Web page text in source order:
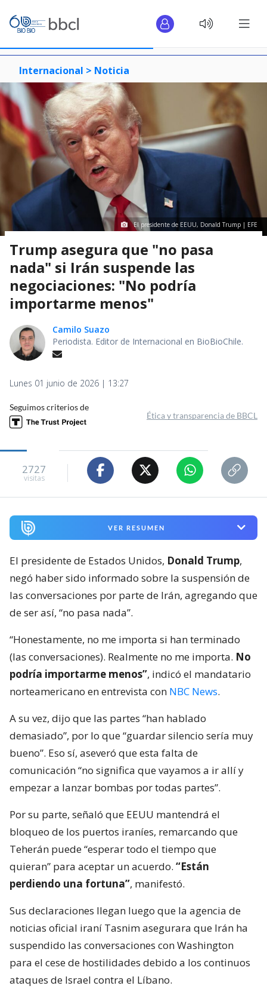
Internacional > Noticia
El presidente de EEUU, Donald Trump | EFE
Trump asegura que "no pasa
nada" si Irán suspende las
negociaciones: "No podría
importarme menos"
Camilo Suazo
Periodista. Editor de Internacional en BioBioChile.
Lunes 01 junio de 2026 | 13:27
Seguimos criterios de
Ética y transparencia de BBCL
2727
visitas
VER RESUMEN
El presidente de Estados Unidos, Donald Trump,
negó haber sido informado sobre la suspensión de
las conversaciones por parte de Irán, agregando que
de ser así, “no pasa nada”.
“Honestamente, no me importa si han terminado
(las conversaciones). Realmente no me importa. No
podría importarme menos”, indicó el mandatario
norteamericano en entrevista con NBC News.
A su vez, dijo que las partes “han hablado
demasiado”, por lo que “guardar silencio sería muy
bueno”. Eso sí, aseveró que esta falta de
comunicación “no significa que vayamos a ir allí y
empezar a lanzar bombas por todas partes”.
Por su parte, señaló que EEUU mantendrá el
bloqueo de los puertos iraníes, remarcando que
Teherán puede “esperar todo el tiempo que
quieran” para aceptar un acuerdo. “Están
perdiendo una fortuna”, manifestó.
Sus declaraciones llegan luego que la agencia de
noticias oficial iraní Tasnim asegurara que Irán ha
suspendido las conversaciones con Washington
para el cese de hostilidades debido a los continuos
ataques de Israel contra el Líbano.